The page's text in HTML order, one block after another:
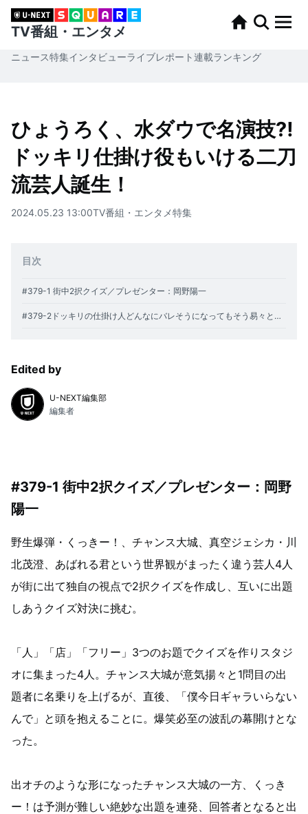
TV番組・エンタメ
ニュース特集インタビューライブレポート連載ランキング
ひょうろく、水ダウで名演技⁈
ドッキリ仕掛け役もいける二刀
流芸人誕生！
2024.05.23 13:00TV番組・エンタメ特集
目次
#379-1 街中2択クイズ／プレゼンター：岡野陽一
#379-2ドッキリの仕掛け人どんなにバレそうになってもそう易々とは白状できない説第2弾／プレゼンター： ダイアン・津田篤宏
Edited by
U-NEXT編集部
編集者
#379-1 街中2択クイズ／プレゼンター：岡野
陽一
野生爆弾・くっきー！、チャンス大城、真空ジェシカ・川
北茂澄、あばれる君という世界観がまったく違う芸人4人
が街に出て独自の視点で2択クイズを作成し、互いに出題
しあうクイズ対決に挑む。
「人」「店」「フリー」3つのお題でクイズを作りスタジ
オに集まった4人。チャンス大城が意気揚々と1問目の出
題者に名乗りを上げるが、直後、「僕今日ギャラいらない
んで」と頭を抱えることに。爆笑必至の波乱の幕開けとな
った。
出オチのような形になったチャンス大城の一方、くっき
ー！は予測が難しい絶妙な出題を連発、回答者となると出